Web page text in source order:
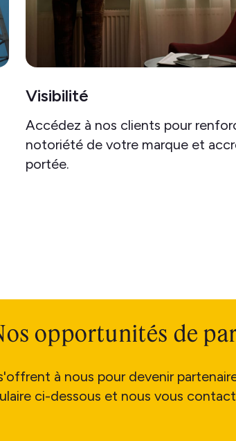
Visibilité
Accédez à nos clients pour
notoriété de votre marque et
portée.
opportunités de
à nous pour devenir
ci-dessous et nous vous